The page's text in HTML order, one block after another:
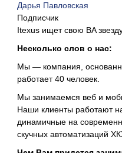
Дарья Павловская
Подписчик
Itexus ищет свою BA
Несколько слов о нас:
Мы — компания,
работает 40 человек.
Мы занимаемся веб и
Наши клиенты работают
динамичные на
скучных автоматизаций